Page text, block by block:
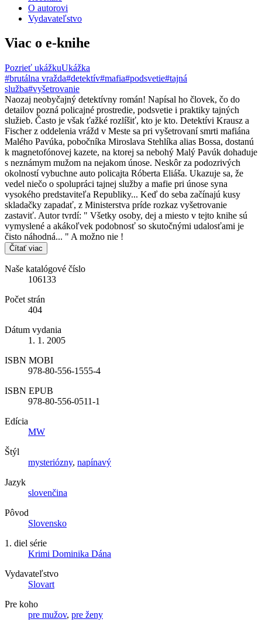
O autorovi
Vydavateľstvo
Viac o e-knihe
Pozrieť ukážkuUkážka
#brutálna vražda#detektív#mafia#podsvetie#tajná
služba#vyšetrovanie
Naozaj neobyčajný detektívny román! Napísal ho človek, čo do
detailov pozná policajné prostredie, podsvetie i praktiky tajných
služieb. Často je však ťažké rozlíšiť, kto je kto. Detektívi Krausz a
Fischer z oddelenia vrážd v Meste sa pri vyšetrovaní smrti mafiána
Malého Pavúka, pobočníka Miroslava Stehlíka alias Bossa, dostanú
k magnetofónovej kazete, na ktorej sa nebohý Malý Pavúk dohaduje
s neznámym mužom na nejakom únose. Neskôr za podozrivých
okolností vybuchne auto policajta Róberta Eliáša. Ukazuje sa, že
vedel niečo o spolupráci tajnej služby a mafie pri únose syna
vysokého predstaviteľa Republiky... Keď do seba začínajú kusy
skladačky zapadať, z Ministerstva príde rozkaz vyšetrovanie
zastaviť. Autor tvrdí: " Všetky osoby, dej a miesto v tejto knihe sú
vymyslené a akákoľvek podobnosť so skutočnými udalosťami je
čisto náhodná... " A možno nie !
Čítať viac
Naše katalógové číslo
106133
Počet strán
404
Dátum vydania
1. 1. 2005
ISBN MOBI
978-80-556-1555-4
ISBN EPUB
978-80-556-0511-1
Edícia
MW
Štýl
mysteriózny, napínavý
Jazyk
slovenčina
Pôvod
Slovensko
1. diel série
Krimi Dominika Dána
Vydavateľstvo
Slovart
Pre koho
pre mužov, pre ženy